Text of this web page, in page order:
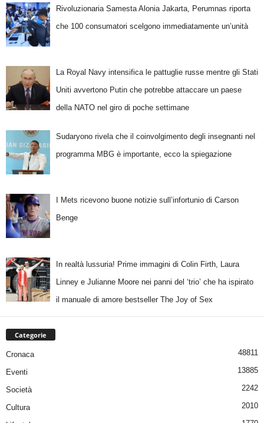
Rivoluzionaria Samesta Alonia Jakarta, Perumnas riporta
che 100 consumatori scelgono immediatamente un’unità
La Royal Navy intensifica le pattuglie russe mentre gli Stati
Uniti avvertono Putin che potrebbe attaccare un paese
della NATO nel giro di poche settimane
Sudaryono rivela che il coinvolgimento degli insegnanti nel
programma MBG è importante, ecco la spiegazione
I Mets ricevono buone notizie sull’infortunio di Carson
Benge
In realtà lussuria! Prime immagini di Colin Firth, Laura
Linney e Julianne Moore nei panni del ‘trio’ che ha ispirato
il manuale di amore bestseller The Joy of Sex
Categorie
Cronaca 48811
Eventi 13885
Società 2242
Cultura 2010